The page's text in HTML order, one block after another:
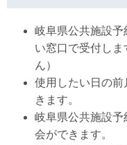
岐阜県公共施設予
い窓口で受付し
ん）
使用したい日の
きます。
岐阜県公共施設予
会ができます。